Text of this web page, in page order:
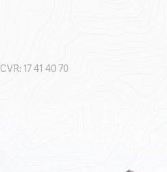
CVR: 17 41 40 70